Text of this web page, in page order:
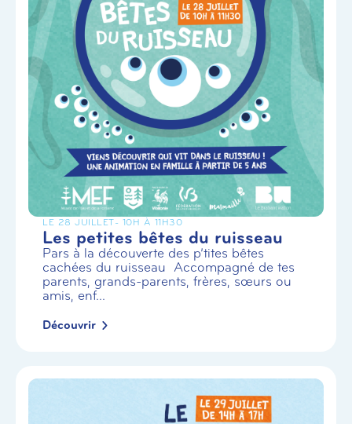
LE 28 JUILLET- 10H À 11H30
Les petites bêtes du ruisseau
Pars à la découverte des p’tites bêtes
cachées du ruisseau Accompagné de tes
parents, grands-parents, frères, sœurs ou
amis, enf...
Découvrir